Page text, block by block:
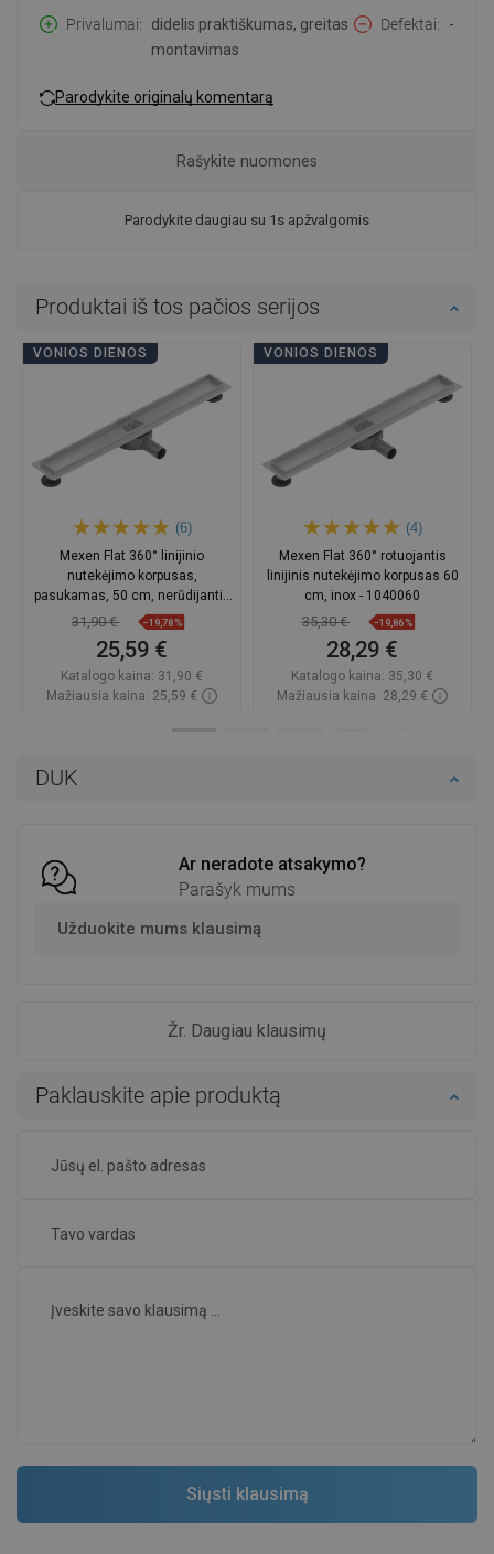
DUK
Ar neradote atsakymo?
Parašyk mums
Užduokite mums klausimą
Žr. Daugiau klausimų
Privalumai
didelis praktiškumas, greitas
montavimas
Defektai -
Parodykite originalų komentarą
Parodykite daugiau su 1s apžvalgomis
Rašykite nuomones
Paklauskite apie produktą
Produktai iš tos pačios serijos
VONIOS DIENOS
(6)
Mexen Flat 360° linijinio
nutekėjimo korpusas,
pasukamas, 50 cm, nerūdijantis
plienas - 1040050
31,90 € −19,78%
25,59 €
Katalogo kaina: 31,90 €
Mažiausia kaina: 25,59 €
VONIOS DIENOS
(4)
Mexen Flat 360° rotuojantis
linijinis nutekėjimo korpusas 60
cm, inox - 1040060
35,30 € −19,86%
28,29 €
Katalogo kaina: 35,30 €
Mažiausia kaina: 28,29 €